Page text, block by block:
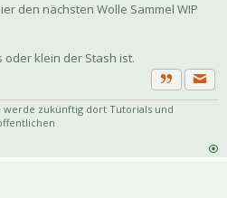
den nächsten Wolle Sammel WIP
oder klein der Stash ist.
Zitat
zukünftig dort Tutorials und